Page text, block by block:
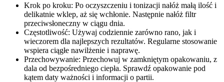
Krok po kroku: Po oczyszczeniu i tonizacji nałóż małą ilość i
delikatnie wklep, aż się wchłonie. Następnie nałóż filtr
przeciwsłoneczny w ciągu dnia.
Częstotliwość: Używaj codziennie zarówno rano, jak i
wieczorem dla najlepszych rezultatów. Regularne stosowanie
wspiera ciągłe nawilżenie i naprawę.
Przechowywanie: Przechowuj w zamkniętym opakowaniu, z
dala od bezpośredniego ciepła. Sprawdź opakowanie pod
kątem daty ważności i informacji o partii.